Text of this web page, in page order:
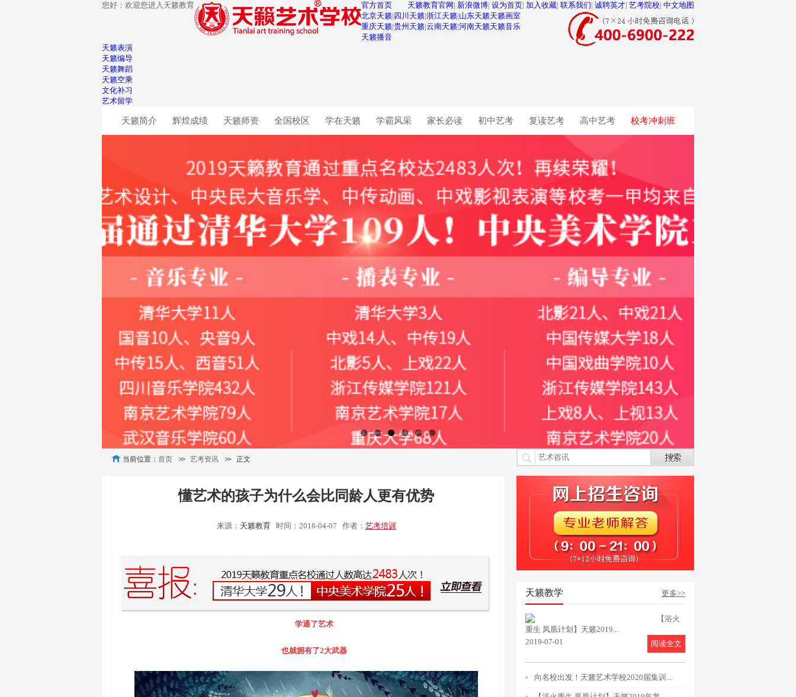
您好：欢迎您进入天籁教育 天籁教育官网 | 新浪微博| 设为首页| 加入收藏| 联系我们| 诚聘英才| 艺考院校| 中文地图
北京天籁|四川天籁|浙江天籁|山东天籁
重庆天籁|贵州天籁|云南天籁|河南天籁
官方首页
天籁画室
天籁音乐
天籁播音
天籁表演
天籁编导
天籁舞蹈
天籁空乘
文化补习
艺术留学
天籁简介 辉煌成绩 天籁师资 全国校区 学在天籁 学霸风采 家长必读 初中艺考 复读艺考 高中艺考 校考冲刺班
当前位置： 首页 >> 艺考资讯 >> 正文
懂艺术的孩子为什么会比同龄人更有优势
来源： 天籁教育 时间：2018-04-07 作者： 艺考培训
学通了艺术
也就拥有了2大武器
天籁教学 更多>>
【浴火
重生 凤凰计划】天籁2019...
2019-07-01
阅读全文
向名校出发！天籁艺术学校2020届集训...